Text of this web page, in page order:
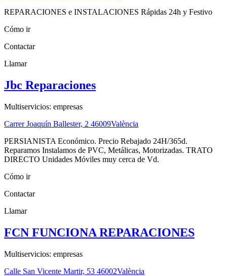
REPARACIONES e INSTALACIONES Rápidas 24h y Festivo
Cómo ir
Contactar
Llamar
Jbc Reparaciones
Multiservicios: empresas
Carrer Joaquín Ballester, 2 46009València
PERSIANISTA Económico. Precio Rebajado 24H/365d.
Reparamos Instalamos de PVC, Metálicas, Motorizadas. TRATO
DIRECTO Unidades Móviles muy cerca de Vd.
Cómo ir
Contactar
Llamar
FCN FUNCIONA REPARACIONES
Multiservicios: empresas
Calle San Vicente Martir, 53 46002València